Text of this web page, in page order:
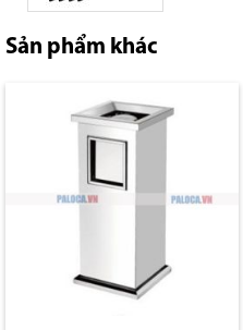
Sản phẩm khác